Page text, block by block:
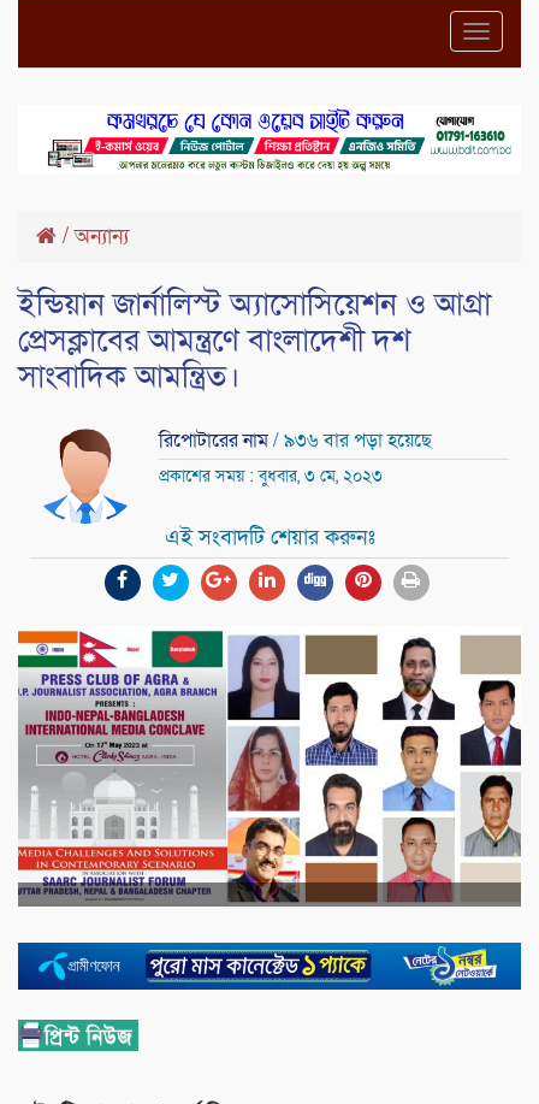
/অন্যান্য
ইন্ডিয়ান জার্নালিস্ট অ্যাসোসিয়েশন ও আগ্রা
প্রেসক্লাবের আমন্ত্রণে বাংলাদেশী দশ
সাংবাদিক আমন্ত্রিত।
রিপোটারের নাম/ ৯৩৬ বার পড়া হয়েছে
প্রকাশের সময় : বুধবার, ৩ মে, ২০২৩
এই সংবাদটি শেয়ার করুনঃ